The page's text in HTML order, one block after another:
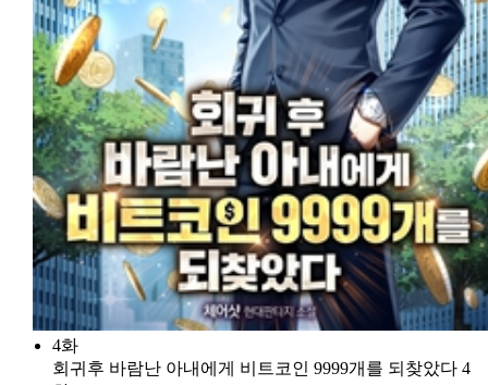
4화
회귀후 바람난 아내에게 비트코인 9999개를 되찾았다 4